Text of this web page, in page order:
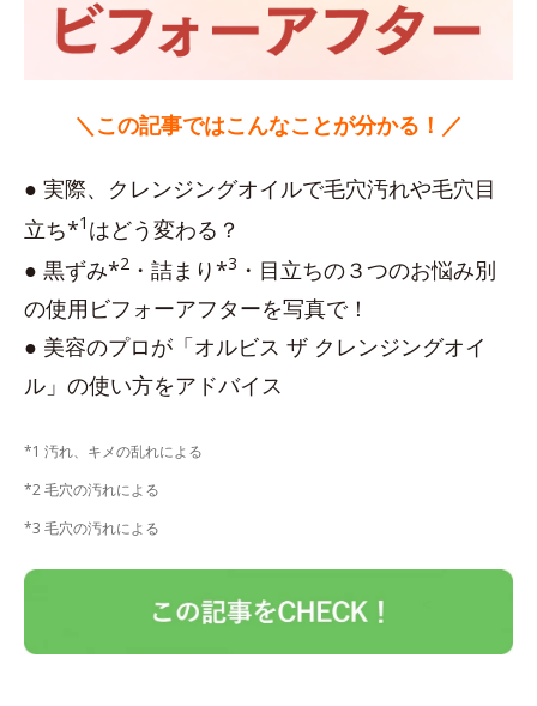
＼この記事ではこんなことが分かる！／
● 実際、クレンジングオイルで毛穴汚れや毛穴目
立ち*1 はどう変わる？
● 黒ずみ*2 ・詰まり*3 ・目立ちの３つのお悩み別
の使用ビフォーアフターを写真で！
● 美容のプロが「オルビス ザ クレンジングオイ
ル」の使い方をアドバイス
*1 汚れ、キメの乱れによる
*2 毛穴の汚れによる
*3 毛穴の汚れによる